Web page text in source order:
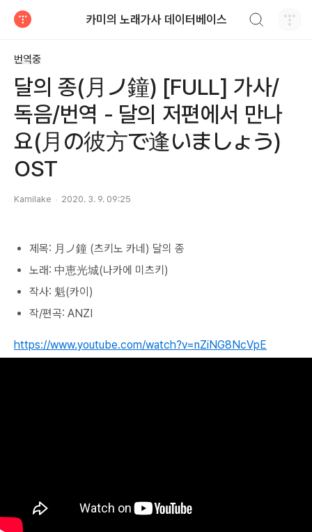
카미의 노래가사 데이터베이스
번역중
달의 종(月ノ鐘) [FULL] 가사/
독음/번역 - 달의 저편에서 만나
요(月の彼方で逢いましょう)
OST
Kamilake 2020. 3. 9. 09:25
제목: 月ノ鐘 (츠키노 카네) 달의 종
노래: 中恵光城(나카에 미츠키)
작사: 魁(카이)
작/편곡: ANZI
https://www.youtube.com/watch?v=nZiNG8NcVpE